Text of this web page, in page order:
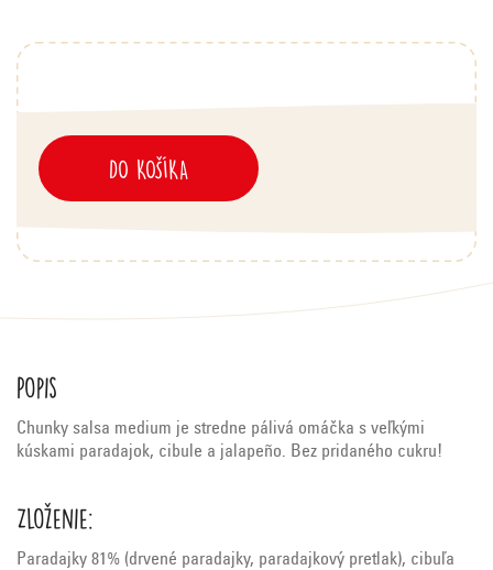
DO KOŠÍKA
Popis
Chunky salsa medium je stredne pálivá omáčka s veľkými
kúskami paradajok, cibule a jalapeño. Bez pridaného cukru!
Zloženie:
Paradajky 81% (drvené paradajky, paradajkový pretlak), cibuľa